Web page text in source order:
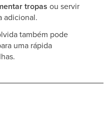
tropas ou servir
adicional.
também pode
uma rápida